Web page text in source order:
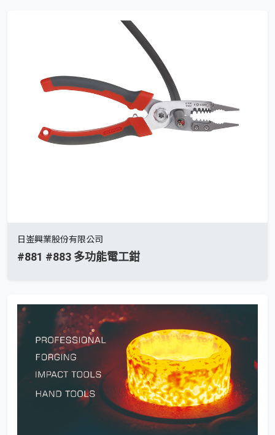
日崟興業股份有限公司
#881 #883 多功能電工鉗